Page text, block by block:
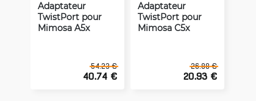
Adaptateur
TwistPort pour
Mimosa A5x
54.23 €
40.74 €
Adaptateur
TwistPort pour
Mimosa C5x
26.88 €
20.93 €